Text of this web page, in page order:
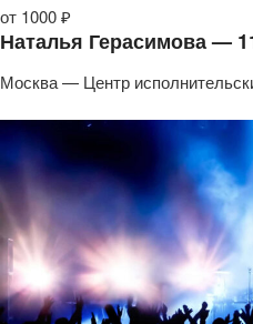
от 1000 ₽
Наталья Герасимова —
Москва — Центр